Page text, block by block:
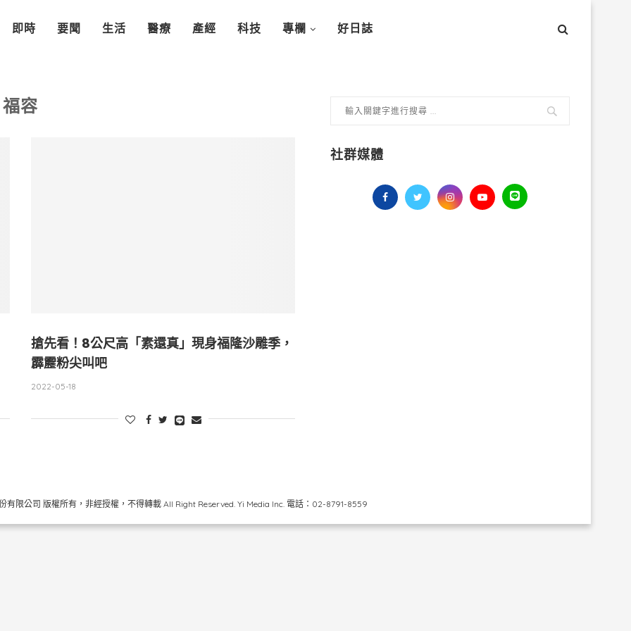
即時 要聞 生活 醫療 產經 科技 專欄 好日誌
福容
搶先看！8公尺高「素還真」現身福隆沙雕季，
霹靂粉尖叫吧
2022-05-18
社群媒體
有限公司 版權所有，非經授權，不得轉載 All Right Reserved. Yi Media Inc. 電話：02-8791-8559